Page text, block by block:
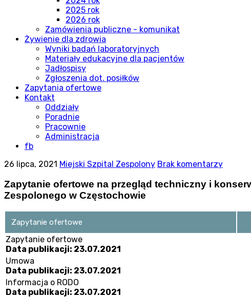
2025 rok
2026 rok
Zamówienia publiczne - komunikat
Żywienie dla zdrowia
Wyniki badań laboratoryjnych
Materiały edukacyjne dla pacjentów
Jadłospisy
Zgłoszenia dot. posiłków
Zapytania ofertowe
Kontakt
Oddziały
Poradnie
Pracownie
Administracja
fb
26 lipca, 2021 Miejski Szpital Zespolony Brak komentarzy
Zapytanie ofertowe na przegląd techniczny i
Zespolonego w Częstochowie
Zapytanie ofertowe
Zapytanie ofertowe
Data publikacji: 23.07.2021
Umowa
Data publikacji: 23.07.2021
Informacja o RODO
Data publikacji: 23.07.2021